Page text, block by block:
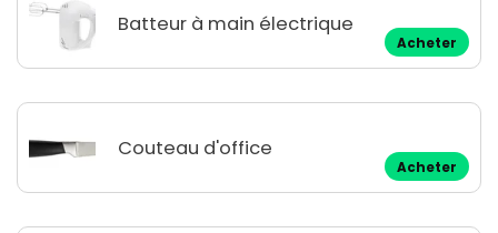
Batteur à main électrique
Acheter
Couteau d'office
Acheter